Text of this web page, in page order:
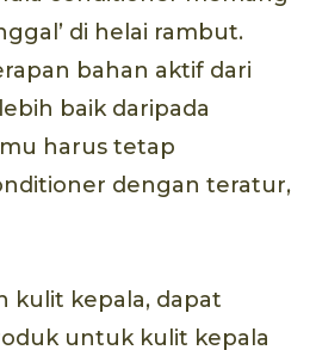
di helai rambut.
bahan aktif dari
baik daripada
harus tetap
dengan teratur,
kulit kepala, dapat
untuk kulit kepala